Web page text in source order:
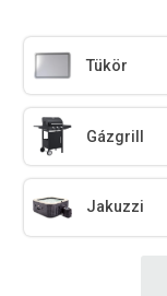
Tükör
Gázgrill
Jakuzzi